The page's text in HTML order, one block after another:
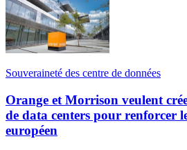
Souveraineté des centre de données
Orange et Morrison veulent
de data centers pour renforcer
européen